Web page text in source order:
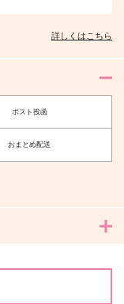
天鬼×摂津のきり丸
サンプル
詳しくはこちら
ポスト投函
おまとめ配送